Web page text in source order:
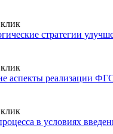
стратегии
аспекты реализации
в условиях